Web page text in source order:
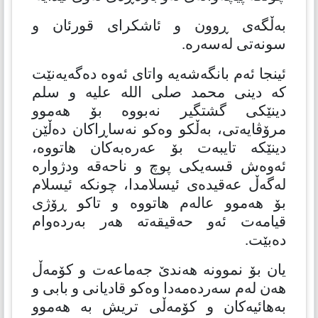
بەڵگەی ڕوون و ئاشكرای قورئان و
سونەتی لەسەرە.
ئینجا ئەم بانگەشەیە واتای ئەوە دەگەیەنێت
كە دینی محمد صلی الله علیه و سلم
دینێكی گشتگیر نەبووە بۆ هەموو
مرۆڤایەتی، بەڵكو وەكو نەساڕاكان دەڵێن
دینێكە تایبەت بۆ عەرەبەكان هاتووە،
ئەوەش قسەیكی پوچ و ناحەقە ودژوارە
لەگەڵ عەقیدەی ئیسلامدا، چونكە ئیسلام
بۆ هەموو عالەم هاتووە و تاكو ڕۆژی
قیامەت ئەو حەقیقەتە هەر بەردەوام
دەبێت.
یان بۆ نموونە هەندێ جەماعەت و كۆمەڵ
هەن لەم سەردەمەدا وەكو قادیانی و بابی و
بەهائیەكان و كۆمەڵی تریش بە هەموو